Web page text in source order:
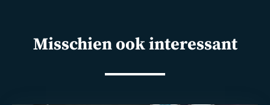
Misschien ook interessant